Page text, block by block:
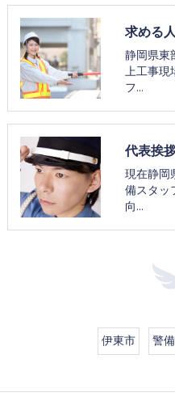
求める
静岡県東
上工事現
フ…
代表挨
現在静岡
備スタッ
向…
伊東市 警備